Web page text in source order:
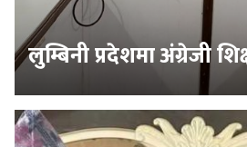
लुम्बिनी प्रदेशमा अंग्रेजी